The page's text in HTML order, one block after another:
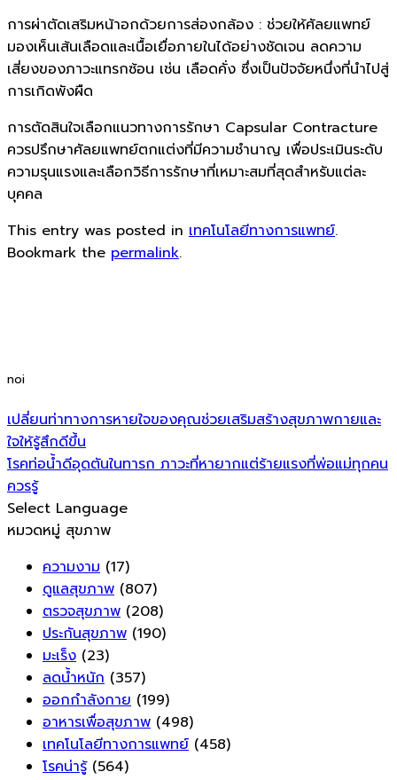
การผ่าตัดเสริมหน้าอกด้วยการส่องกล้อง : ช่วยให้ศัลยแพทย์
มองเห็นเส้นเลือดและเนื้อเยื่อภายในได้อย่างชัดเจน ลดความ
เสี่ยงของภาวะแทรกซ้อน เช่น เลือดคั่ง ซึ่งเป็นปัจจัยหนึ่งที่นำไปสู่
การเกิดพังผืด
การตัดสินใจเลือกแนวทางการรักษา Capsular Contracture
ควรปรึกษาศัลยแพทย์ตกแต่งที่มีความชำนาญ เพื่อประเมินระดับ
ความรุนแรงและเลือกวิธีการรักษาที่เหมาะสมที่สุดสำหรับแต่ละ
บุคคล
This entry was posted in เทคโนโลยีทางการแพทย์.
Bookmark the permalink.
noi
เปลี่ยนท่าทางการหายใจของคุณช่วยเสริมสร้างสุขภาพกายและ
ใจให้รู้สึกดีขึ้น
โรคท่อน้ำดีอุดตันในทารก ภาวะที่หายากแต่ร้ายแรงที่พ่อแม่ทุกคน
ควรรู้
Select Language
หมวดหมู่ สุขภาพ
ความงาม (17)
ดูแลสุขภาพ (807)
ตรวจสุขภาพ (208)
ประกันสุขภาพ (190)
มะเร็ง (23)
ลดน้ำหนัก (357)
ออกกำลังกาย (199)
อาหารเพื่อสุขภาพ (498)
เทคโนโลยีทางการแพทย์ (458)
โรคน่ารู้(564)